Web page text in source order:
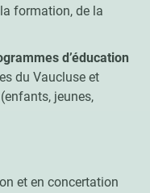
formation, de la
d’éducation
du Vaucluse et
jeunes,
et en concertation